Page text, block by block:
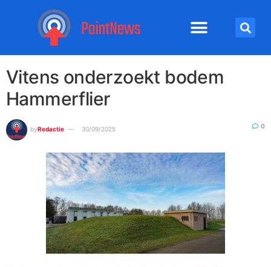
Vitens onderzoekt bodem
Hammerflier
byRedactie 30/09/2025 0